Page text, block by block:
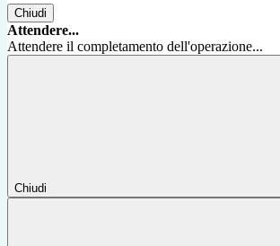
Chiudi
Attendere...
Attendere il completamento dell'operazione...
Chiudi